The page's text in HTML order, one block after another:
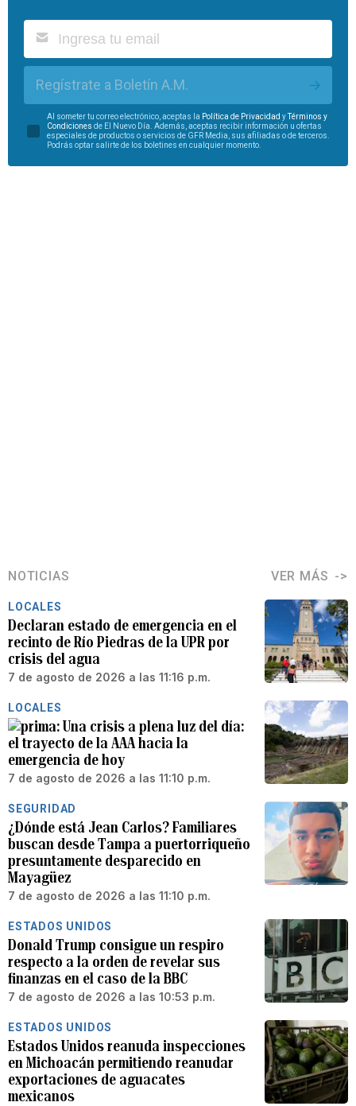
Regístrate a Boletín A.M.
Al someter tu correo electrónico, aceptas la Política de Privacidad yTérminos y
Condiciones de El Nuevo Día. Además, aceptas recibir información u ofertas
especiales de productos o servicios de GFR Media, sus afiliadas o de terceros.
Podrás optar salirte de los boletines en cualquier momento.
NOTICIAS VER MÁS
LOCALES
Declaran estado de emergencia en el
recinto de Río Piedras de la UPR por
crisis del agua
7 de agosto de 2026 a las 11:16 p.m.
LOCALES
Una crisis a plena luz del día:
el trayecto de la AAA hacia la
emergencia de hoy
7 de agosto de 2026 a las 11:10 p.m.
SEGURIDAD
¿Dónde está Jean Carlos? Familiares
buscan desde Tampa a puertorriqueño
presuntamente desparecido en
Mayagüez
7 de agosto de 2026 a las 11:10 p.m.
ESTADOS UNIDOS
Donald Trump consigue un respiro
respecto a la orden de revelar sus
finanzas en el caso de la BBC
7 de agosto de 2026 a las 10:53 p.m.
ESTADOS UNIDOS
Estados Unidos reanuda inspecciones
en Michoacán permitiendo reanudar
exportaciones de aguacates
mexicanos